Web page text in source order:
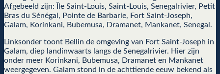
Afgebeeld zijn: Île Saint-Louis, Saint-Louis, Senegalrivier, Petit
Bras du Sénégal, Pointe de Barbarie, Fort Saint-Joseph,
Galam, Korinkani, Bubemusa, Dramanet, Mankanet, Senegal.
Linksonder toont Bellin de omgeving van Fort Saint-Joseph in
Galam, diep landinwaarts langs de Senegalrivier. Hier zijn
onder meer Korinkani, Bubemusa, Dramanet en Mankanet
weergegeven. Galam stond in de achttiende eeuw bekend als